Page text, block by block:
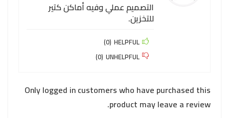
التصميم عملي وفيه أماكن كتير
للتخزين.
HELPFUL
(
0
)
UNHELPFUL
(
0
)
Only logged in customers who have purchased this
product may leave a review.